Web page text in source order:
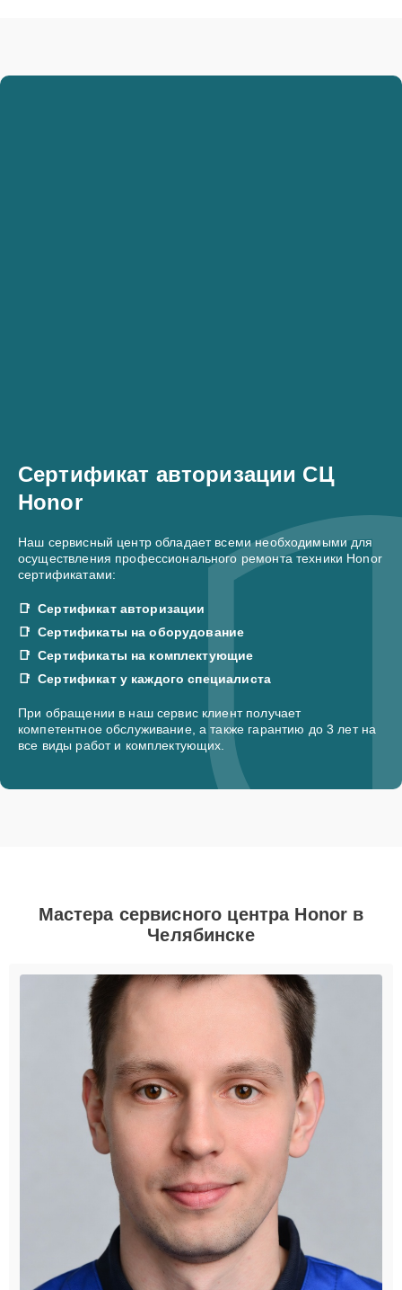
Сертификат авторизации СЦ
Honor
Наш сервисный центр обладает всеми необходимыми для
осуществления профессионального ремонта техники Honor
сертификатами:
Сертификат авторизации
Сертификаты на оборудование
Сертификаты на комплектующие
Сертификат у каждого специалиста
При обращении в наш сервис клиент получает
компетентное обслуживание, а также гарантию до 3 лет на
все виды работ и комплектующих.
Мастера сервисного центра Honor в
Челябинске